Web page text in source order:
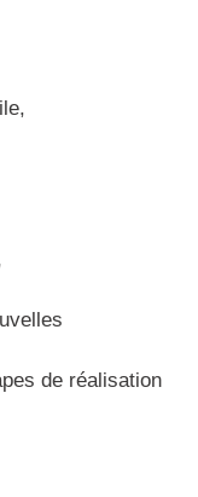
de réalisation